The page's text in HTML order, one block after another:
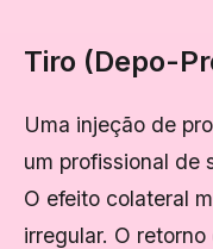
Tiro (Depo-
Uma injeção de
um profissional de
O efeito colateral
irregular. O